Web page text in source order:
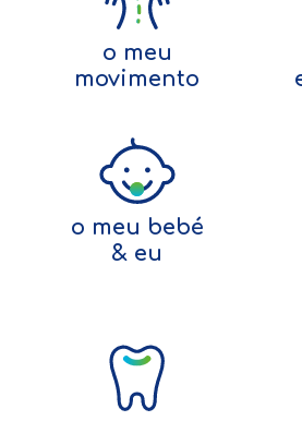
o meu
movimento
o meu bebé
& eu